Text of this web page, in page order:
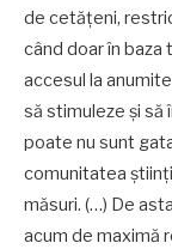
de cetățeni,
când doar în baza
accesul la
să stimuleze și să
poate nu sunt
comunitatea
măsuri. (…) De
acum de maximă